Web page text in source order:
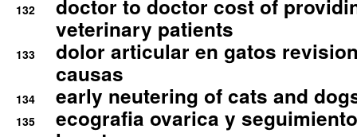
132
doctor to doctor cost of
veterinary patients
133
dolor articular en gatos
causas
134 early neutering of cats and
135
ecografia ovarica y